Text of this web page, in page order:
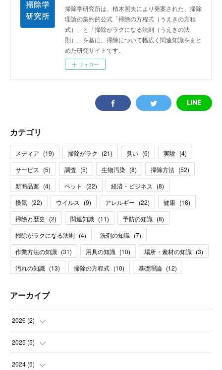
掃除学研究所は、植木照夫により発案された、掃除
理論の集約的公式「掃除の方程式（うえきの方程
式）」と「掃除がラクになる法則（うえきの法
則）」を基に、掃除について幅広く関連知識をまと
めた研究サイトです。
フォロー
カテゴリ
メディア (19) 掃除がラク (21) 臭い (6) 実験 (4)
サービス (5) 調査 (5) 生物汚染 (8) 掃除方法 (52)
新商品案 (4) ペット (22) 経済・ビジネス (8)
換気 (22) ウイルス (9) アレルギー (22) 健康 (18)
掃除と歴史
(2) 関連知識 (11) 予防の知識 (8)
掃除がラクになる法則 (4) 洗剤の知識 (7)
作業方法の知識 (31) 用具の知識 (10) 場所・素材の知識 (3)
汚れの知識 (13) 掃除の方程式 (10) 基礎理論 (12)
アーカイブ
2026 (2)
( )
( )
2025 (5)
( )
2024 (5)